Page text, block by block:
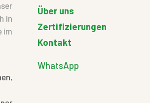
in
im
Über uns
Zertifizierungen
Kontakt
WhatsApp